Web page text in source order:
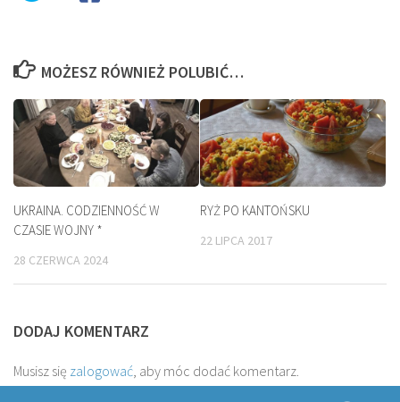
MOŻESZ RÓWNIEŻ POLUBIĆ…
UKRAINA. CODZIENNOŚĆ W
CZASIE WOJNY *
28 CZERWCA 2024
RYŻ PO KANTOŃSKU
22 LIPCA 2017
DODAJ KOMENTARZ
Musisz się zalogować, aby móc dodać komentarz.